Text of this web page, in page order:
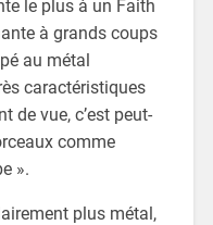
le plus à un Faith
à grands coups
au métal
caractéristiques
de vue, c’est peut-
comme
».
plus métal,